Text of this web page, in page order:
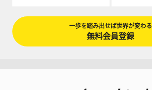
一歩を踏み出せば世界が変わる
無料会員登録